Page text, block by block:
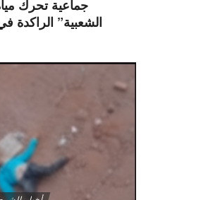
جماعية تحرك
الشعبية” الراكدة